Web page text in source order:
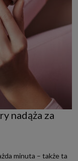
nadąża za
minuta – także ta